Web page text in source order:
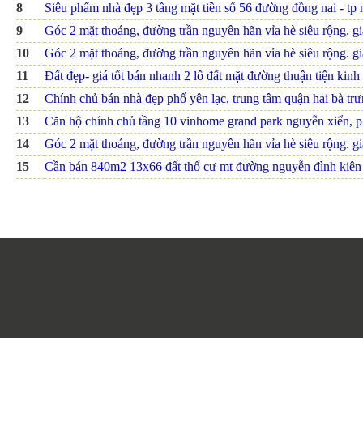
8
Siêu phẩm nhà đẹp 3 tầng mặt tiền số 56 đường đồng nai - tp
9
Góc 2 mặt thoáng, đường trần nguyên hãn vỉa hè siêu rộng.
10
Góc 2 mặt thoáng, đường trần nguyên hãn vỉa hè siêu rộng.
11
Đất đẹp- giá tốt bán nhanh 2 lô đất mặt đường thuận tiện
12
Chính chủ bán nhà đẹp phố yên lạc, trung tâm quận hai bà
13
Căn hộ chính chủ tầng 10 vinhome grand park nguyễn xiển,
14
Góc 2 mặt thoáng, đường trần nguyên hãn vỉa hè siêu rộng.
15
Cần bán 840m2 13x66 đất thổ cư mt đường nguyễn đình kiên